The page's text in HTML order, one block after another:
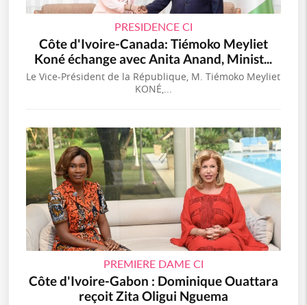
PRESIDENCE CI
Côte d'Ivoire-Canada: Tiémoko Meyliet
Koné échange avec Anita Anand, Minist...
Le Vice-Président de la République, M. Tiémoko Meyliet
KONÉ,...
PREMIERE DAME CI
Côte d'Ivoire-Gabon : Dominique Ouattara
reçoit Zita Oligui Nguema